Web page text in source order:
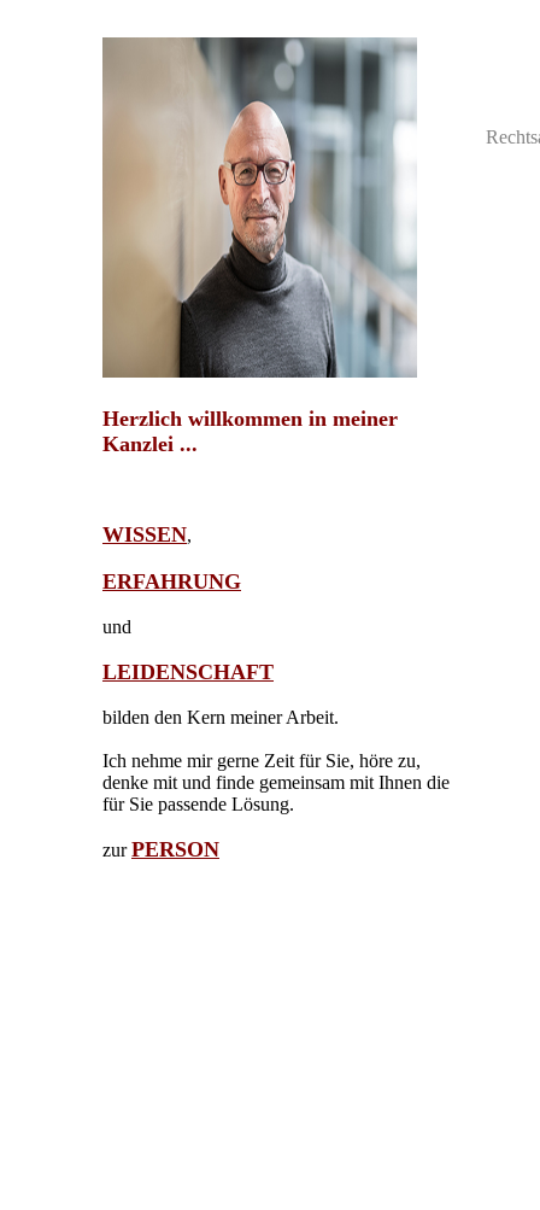
Herzlich willkommen in meiner
Kanzlei ...
WISSEN,
ERFAHRUNG
und
LEIDENSCHAFT
bilden den Kern meiner Arbeit.
Ich nehme mir gerne Zeit für Sie, höre zu,
denke mit und finde gemeinsam mit Ihnen die
für Sie passende Lösung.
zurPERSON